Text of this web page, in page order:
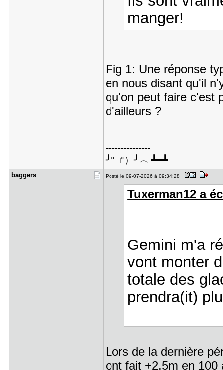
manger!
Fig 1: Une réponse
en nous disant qu'il
qu'on peut faire c'est
d'ailleurs ?
---------------
╯°□°）╯︵ ┻━┻
baggers Posté le 09-07-2026 à 09:34:28
Tuxerman12 a
Gemini m'a
vont monter
totale des
prendra(it)
Lors de la dernière
ont fait +2.5m en 100